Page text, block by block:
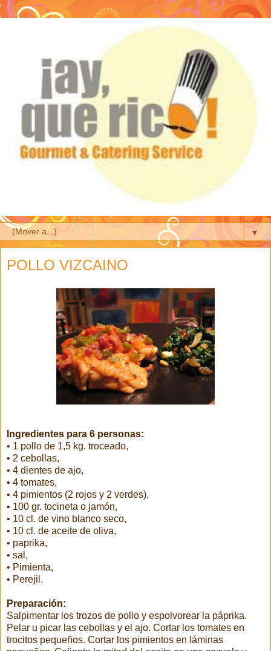
▼
POLLO VIZCAINO
Ingredientes para 6 personas:
• 1 pollo de 1,5 kg. troceado,
• 2 cebollas,
• 4 dientes de ajo,
• 4 tomates,
• 4 pimientos (2 rojos y 2 verdes),
• 100 gr. tocineta o jamón,
• 10 cl. de vino blanco seco,
• 10 cl. de aceite de oliva,
• paprika,
• sal,
• Pimienta,
• Perejil.
Preparación:
Salpimentar los trozos de pollo y espolvorear la páprika.
Pelar u picar las cebollas y el ajo. Cortar los tomates en
trocitos pequeños. Cortar los pimientos en láminas